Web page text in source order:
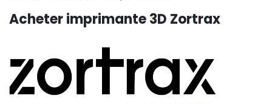
Acheter imprimante 3D Zortrax